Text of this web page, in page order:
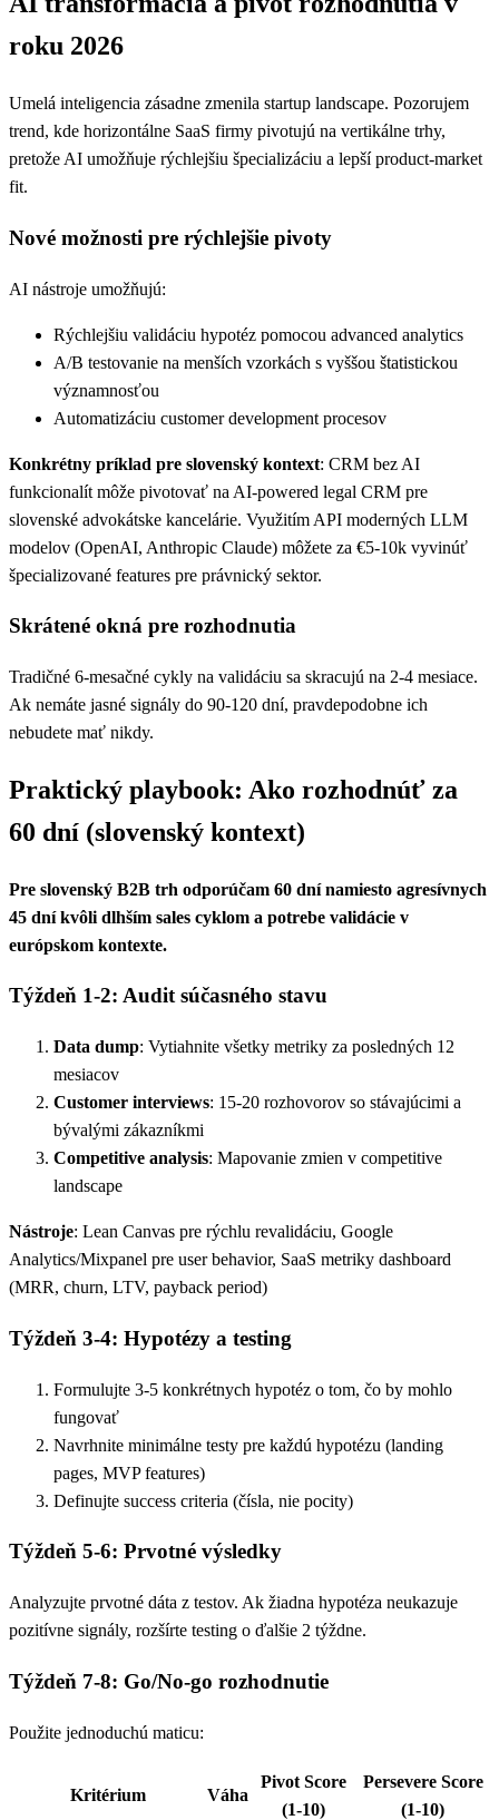
roku 2026
Umelá inteligencia zásadne zmenila startup landscape. Pozorujem
trend, kde horizontálne SaaS firmy pivotujú na vertikálne trhy,
pretože AI umožňuje rýchlejšiu špecializáciu a lepší product-market
fit.
Nové možnosti pre rýchlejšie pivoty
AI nástroje umožňujú:
Rýchlejšiu validáciu hypotéz pomocou advanced analytics
A/B testovanie na menších vzorkách s vyššou štatistickou
významnosťou
Automatizáciu customer development procesov
Konkrétny príklad pre slovenský kontext: CRM bez AI
funkcionalít môže pivotovať na AI-powered legal CRM pre
slovenské advokátske kancelárie. Využitím API moderných LLM
modelov (OpenAI, Anthropic Claude) môžete za €5-10k vyvinúť
špecializované features pre právnický sektor.
Skrátené okná pre rozhodnutia
Tradičné 6-mesačné cykly na validáciu sa skracujú na 2-4 mesiace.
Ak nemáte jasné signály do 90-120 dní, pravdepodobne ich
nebudete mať nikdy.
Praktický playbook: Ako rozhodnúť za
60 dní (slovenský kontext)
Pre slovenský B2B trh odporúčam 60 dní namiesto agresívnych
45 dní kvôli dlhším sales cyklom a potrebe validácie v
európskom kontexte.
Týždeň 1-2: Audit súčasného stavu
Data dump: Vytiahnite všetky metriky za posledných 12
mesiacov
Customer interviews: 15-20 rozhovorov so stávajúcimi a
bývalými zákazníkmi
Competitive analysis: Mapovanie zmien v competitive
landscape
Nástroje: Lean Canvas pre rýchlu revalidáciu, Google
Analytics/Mixpanel pre user behavior, SaaS metriky dashboard
(MRR, churn, LTV, payback period)
Týždeň 3-4: Hypotézy a testing
Formulujte 3-5 konkrétnych hypotéz o tom, čo by mohlo
fungovať
Navrhnite minimálne testy pre každú hypotézu (landing
pages, MVP features)
Definujte success criteria (čísla, nie pocity)
Týždeň 5-6: Prvotné výsledky
Analyzujte prvotné dáta z testov. Ak žiadna hypotéza neukazuje
pozitívne signály, rozšírte testing o ďalšie 2 týždne.
Týždeň 7-8: Go/No-go rozhodnutie
Použite jednoduchú maticu:
Kritérium Váha
Pivot Score
(1-10)
Persevere Score
(1-10)